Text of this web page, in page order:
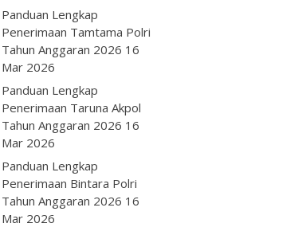
Panduan Lengkap
Penerimaan Tamtama Polri
Tahun Anggaran 2026 16
Mar 2026
Panduan Lengkap
Penerimaan Taruna Akpol
Tahun Anggaran 2026 16
Mar 2026
Panduan Lengkap
Penerimaan Bintara Polri
Tahun Anggaran 2026 16
Mar 2026